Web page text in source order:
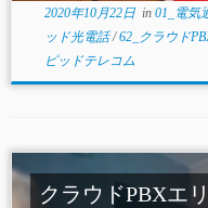
2020年10月22日in 01_電気
ッド光電話/62_クラウド
ピッドテレコム
クラウドPBXエ